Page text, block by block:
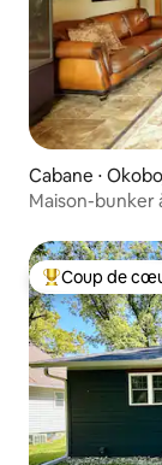
Cabane ⋅
Maison-bunker
Coups de
Coup de